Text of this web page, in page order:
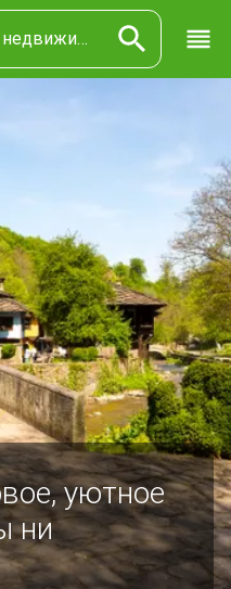
недвижимости
уютное
ни